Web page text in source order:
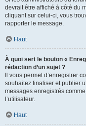
devrait être affiché à côté du
cliquant sur celui-ci, vous
rapporter le message.
Haut
À quoi sert le bouton «
rédaction d’un sujet ?
Il vous permet d’enregistrer
souhaitez finaliser et publier
messages enregistrés
l’utilisateur.
Haut